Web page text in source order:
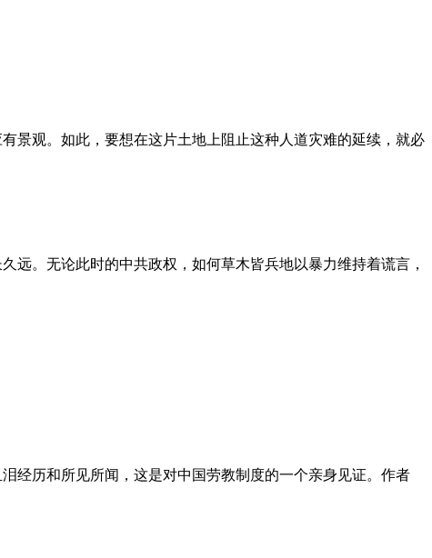
景观。如此，要想在这片土地上阻止这种人道灾难的延续，就必
远。无论此时的中共政权，如何草木皆兵地以暴力维持着谎言，
经历和所见所闻，这是对中国劳教制度的一个亲身见证。作者